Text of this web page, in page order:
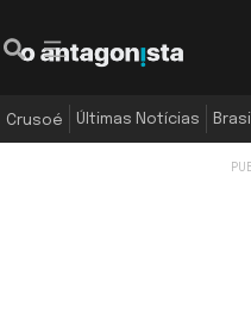
Crusoé Últimas Notícias Brasil